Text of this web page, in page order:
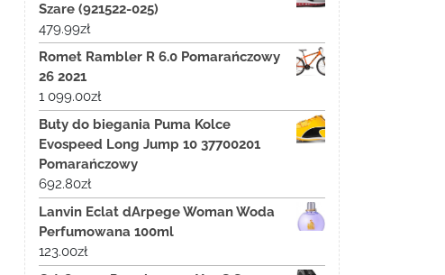
Szare (921522-025)
479.99zł
Romet Rambler R 6.0 Pomarańczowy
26 2021
1 099.00zł
Buty do biegania Puma Kolce
Evospeed Long Jump 10 37700201
Pomarańczowy
692.80zł
Lanvin Eclat dArpege Woman Woda
Perfumowana 100ml
123.00zł